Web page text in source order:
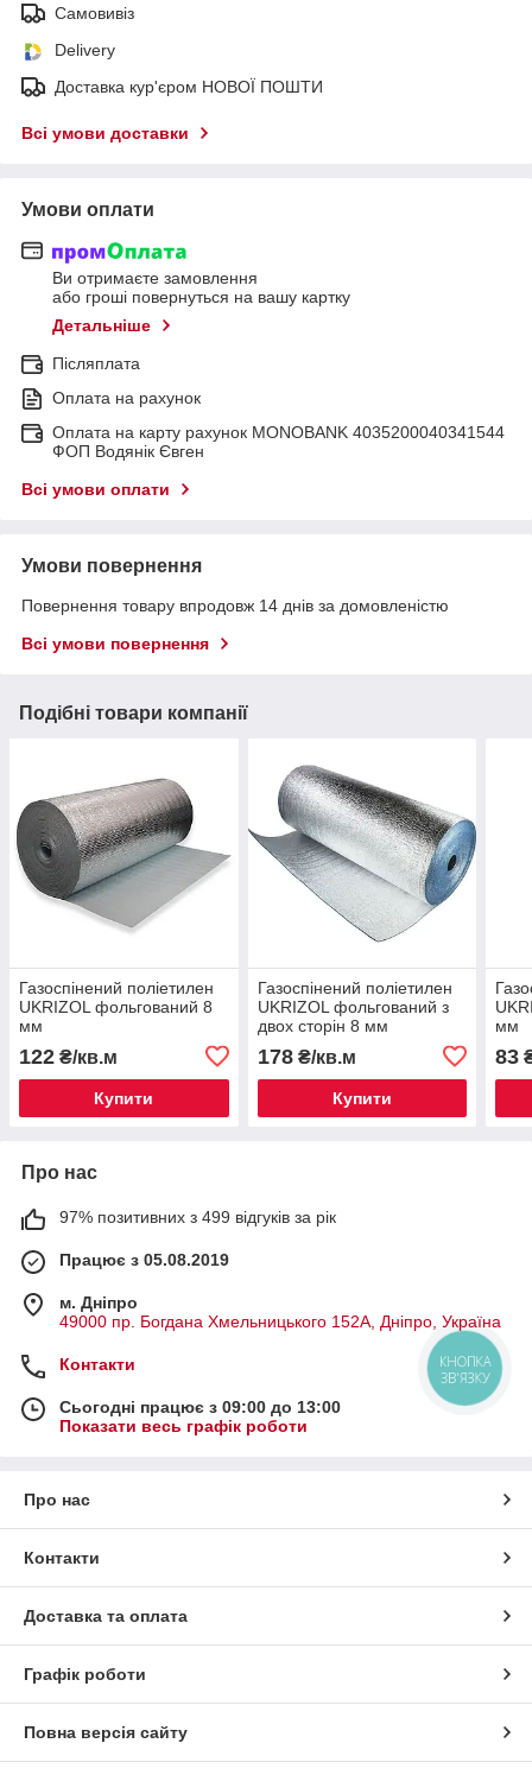
Самовивіз
Delivery
Доставка кур'єром НОВОЇ ПОШТИ
Всі умови доставки
Умови оплати
Ви отримаєте замовлення
або гроші повернуться на вашу картку
Детальніше
Післяплата
Оплата на рахунок
Оплата на карту рахунок MONOBANK 4035200040341544
ФОП Водянік Євген
Всі умови оплати
Умови повернення
Повернення товару впродовж 14 днів за домовленістю
Всі умови повернення
Подібні товари компанії
Газоспінений поліетилен
UKRIZOL фольгований 8
мм
122 ₴/кв.м
Купити
Газоспінений поліетилен
UKRIZOL фольгований з
двох сторін 8 мм
178₴/кв.м
Купити
мм
83
Про нас
97% позитивних з 499 відгуків за рік
Працює з 05.08.2019
м. Дніпро
49000 пр. Богдана Хмельницького 152А, Дніпро, Україна
Контакти
Сьогодні працює з 09:00 до 13:00
Показати весь графік роботи
Про нас
Контакти
Доставка та оплата
Графік роботи
Повна версія сайту
КНОПКА
ЗВ'ЯЗКУ